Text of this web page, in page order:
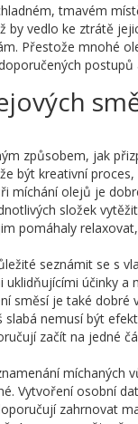
tmavém
vedlo ke ztrátě
Přestože mnohé
postupů
způsobem, jak
být kreativní
míchání olejů je
složek
pomáhaly
seznámit se s
uklidňujícími účinky
směsí je také
nemusí být
začít na jedné
Vytvoření osobní
zahrnovat